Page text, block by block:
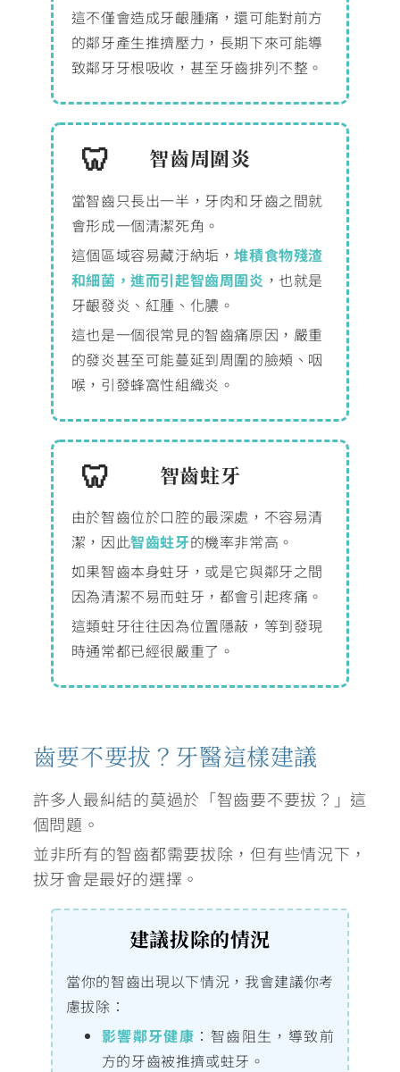
這不僅會造成牙齦腫痛，還可能對前方
的鄰牙產生推擠壓力，長期下來可能導
致鄰牙牙根吸收，甚至牙齒排列不整。
智齒周圍炎
當智齒只長出一半，牙肉和牙齒之間就
會形成一個清潔死角。
這個區域容易藏汙納垢，堆積食物殘渣
和細菌，進而引起智齒周圍炎 ，也就是
牙齦發炎、紅腫、化膿。
這也是一個很常見的智齒痛原因，嚴重
的發炎甚至可能蔓延到周圍的臉頰、咽
喉，引發蜂窩性組織炎。
智齒蛀牙
由於智齒位於口腔的最深處，不容易清
潔，因此智齒蛀牙的機率非常高。
如果智齒本身蛀牙，或是它與鄰牙之間
因為清潔不易而蛀牙，都會引起疼痛。
這類蛀牙往往因為位置隱蔽，等到發現
時通常都已經很嚴重了。
齒要不要拔？牙醫這樣建議
許多人最糾結的莫過於「智齒要不要拔？」這
個問題。
並非所有的智齒都需要拔除，但有些情況下，
拔牙會是最好的選擇。
建議拔除的情況
當你的智齒出現以下情況，我會建議你考
慮拔除：
影響鄰牙健康 ：智齒阻生，導致前
方的牙齒被推擠或蛀牙。